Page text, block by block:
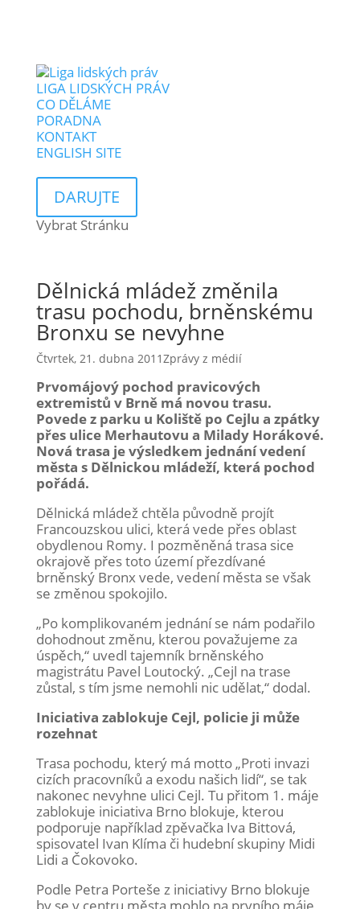
LIGA LIDSKÝCH PRÁV
CO DĚLÁME
PORADNA
KONTAKT
ENGLISH SITE
DARUJTE
Vybrat Stránku
Dělnická mládež změnila
trasu pochodu, brněnskému
Bronxu se nevyhne
Čtvrtek, 21. dubna 2011Zprávy z médií
Prvomájový pochod pravicových
extremistů v Brně má novou trasu.
Povede z parku u Koliště po Cejlu a zpátky
přes ulice Merhautovu a Milady Horákové.
Nová trasa je výsledkem jednání vedení
města s Dělnickou mládeží, která pochod
pořádá.
Dělnická mládež chtěla původně projít
Francouzskou ulici, která vede přes oblast
obydlenou Romy. I pozměněná trasa sice
okrajově přes toto území přezdívané
brněnský Bronx vede, vedení města se však
se změnou spokojilo.
„Po komplikovaném jednání se nám podařilo
dohodnout změnu, kterou považujeme za
úspěch,“ uvedl tajemník brněnského
magistrátu Pavel Loutocký. „Cejl na trase
zůstal, s tím jsme nemohli nic udělat,“ dodal.
Iniciativa zablokuje Cejl, policie ji může
rozehnat
Trasa pochodu, který má motto „Proti invazi
cizích pracovníků a exodu našich lidí“, se tak
nakonec nevyhne ulici Cejl. Tu přitom 1. máje
zablokuje iniciativa Brno blokuje, kterou
podporuje například zpěvačka Iva Bittová,
spisovatel Ivan Klíma či hudební skupiny Midi
Lidi a Čokovoko.
Podle Petra Porteše z iniciativy Brno blokuje